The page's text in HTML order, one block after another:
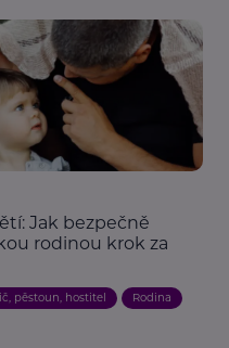
Jak bezpečně
rodinou krok za
pěstoun, hostitel Rodina